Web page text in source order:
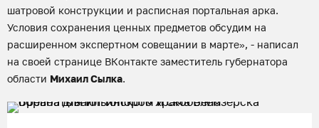
шатровой конструкции и расписная портальная арка.
Условия сохранения ценных предметов обсудим на
расширенном экспертном совещании в марте», - написал
на своей странице ВКонтакте заместитель губернатора
области Михаил Сылка.